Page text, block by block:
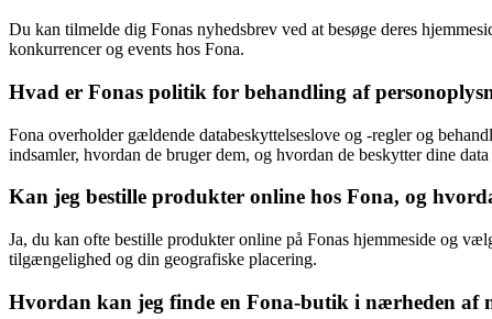
Du kan tilmelde dig Fonas nyhedsbrev ved at besøge deres
konkurrencer og events hos Fona.
Hvad er Fonas politik for behandling af
Fona overholder gældende databeskyttelseslove og -regler og
indsamler, hvordan de bruger dem, og hvordan de beskytter dine
Kan jeg bestille produkter online hos Fona, og
Ja, du kan ofte bestille produkter online på Fonas hjemmeside og
tilgængelighed og din geografiske placering.
Hvordan kan jeg finde en Fona-butik i nærheden af